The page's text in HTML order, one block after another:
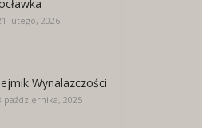
lutego, 2026
Wynalazczości
października, 2025